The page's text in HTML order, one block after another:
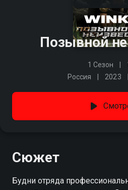
Позывной
1 Сезон
Россия
2023
Сюжет
Будни отряда